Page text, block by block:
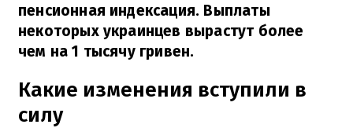
пенсионная индексация. Выплаты
некоторых украинцев вырастут более
чем на 1 тысячу гривен.
Какие изменения вступили в
силу